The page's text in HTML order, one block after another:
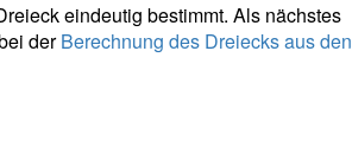
eindeutig bestimmt. Als nächstes
derBerechnung des Dreiecks aus den